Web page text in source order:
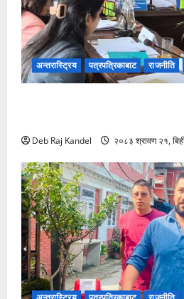
अन्तरास्ट्रिय पत्रपत्रिकाबाट राजनीति
Deb Raj Kandel २०८३ श्रावण २१,